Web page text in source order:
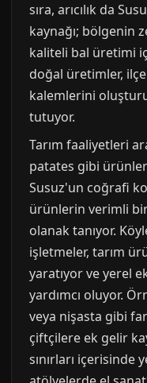
sıra, arıcılık da
kaynağı; bölgenin
kaliteli bal üretimi
doğal üretimler,
kalemlerini
tutuyor.
Tarım faaliyetleri
patates gibi
Susuz'un coğrafi
ürünlerin verimli
olanak tanıyor.
işletmeler, tarım
yaratıyor ve yerel
yardımcı oluyor.
veya nişasta gibi
çiftçilere ek gelir
sınırları içerisinde